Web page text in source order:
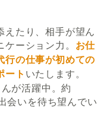
えたり、相手が望ん
ーション力。 お仕
行の仕事が初めての
ート いたします。
が活躍中。約
会いを待ち望んでい